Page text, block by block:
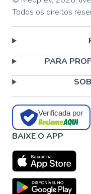
Todos os direitos
PARA
Verificada por
BAIXE O APP